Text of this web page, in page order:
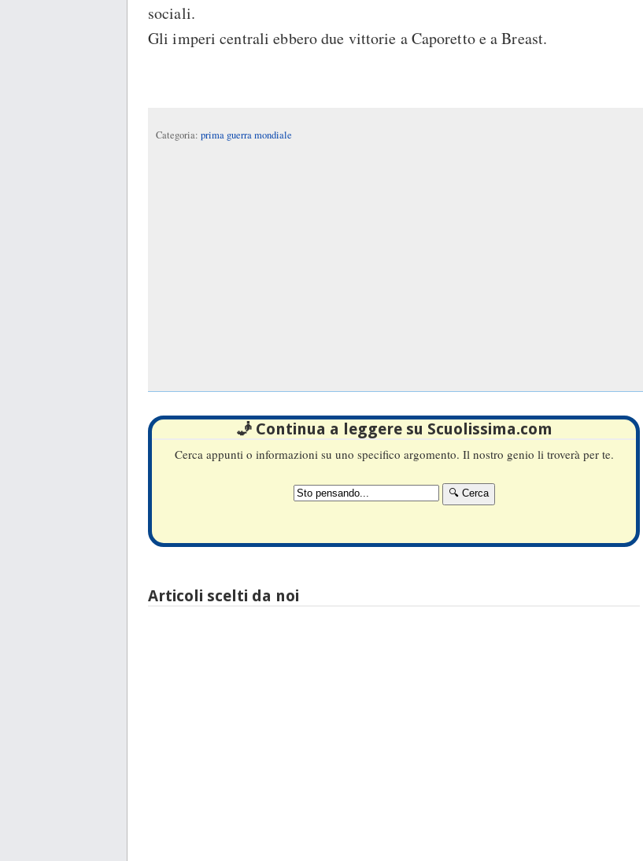
sociali.
Gli imperi centrali ebbero due vittorie a Caporetto e a Breast.
Categoria: prima guerra mondiale
🧞 Continua a leggere su Scuolissima.com
Cerca appunti o informazioni su uno specifico argomento. Il nostro genio li troverà per te.
Articoli scelti da noi